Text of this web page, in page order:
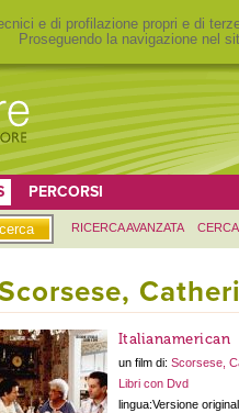
e di profilazione propri e di
Proseguendo la navigazione nel
PERCORSI
RICERCA AVANZATA
Italianamerican
un film di: Scorsese,
Libri con Dvd
lingua:Versione